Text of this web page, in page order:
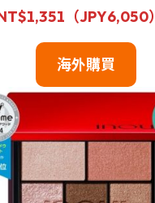
（JPY6,050）
海外購買